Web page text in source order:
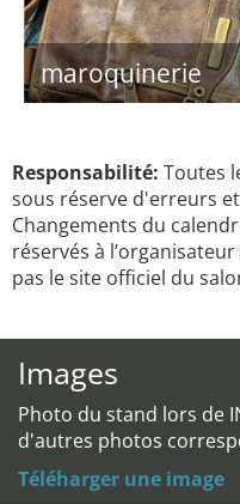
maroquinerie
Responsabilité: Toutes
sous réserve d'erreurs
Changements du
réservés à
pas le site officiel du
Images
Photo du stand lors de
d'autres photos
Téléharger une image